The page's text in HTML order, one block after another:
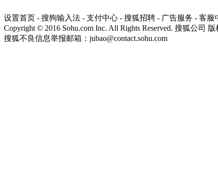
设置首页 - 搜狗输入法 - 支付中心 - 搜狐招聘 - 广告服务 - 客服
Copyright © 2016 Sohu.com Inc. All Rights Reserved. 搜狐公司 版
搜狐不良信息举报邮箱： jubao@contact.sohu.com